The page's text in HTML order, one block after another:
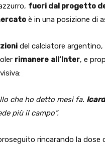
fuori dal progetto
è in una posizione di
del calciatore argentino,
rimanere all’Inter, e
che ho detto mesi fa.
più il campo”.
rincarando la dose